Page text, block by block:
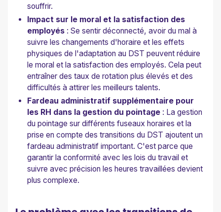
souffrir.
Impact sur le moral et la satisfaction des
employés : Se sentir déconnecté, avoir du mal à
suivre les changements d'horaire et les effets
physiques de l'adaptation au DST peuvent réduire
le moral et la satisfaction des employés. Cela peut
entraîner des taux de rotation plus élevés et des
difficultés à attirer les meilleurs talents.
Fardeau administratif supplémentaire pour
les RH dans la gestion du pointage : La gestion
du pointage sur différents fuseaux horaires et la
prise en compte des transitions du DST ajoutent un
fardeau administratif important. C'est parce que
garantir la conformité avec les lois du travail et
suivre avec précision les heures travaillées devient
plus complexe.